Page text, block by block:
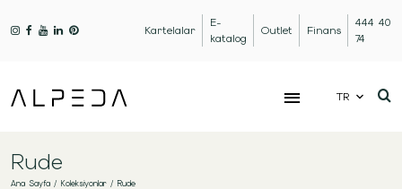
Kartelalar
E-
katalog
Outlet Finans
444 40
74
TR
Rude
Ana Sayfa / Koleksiyonlar / Rude